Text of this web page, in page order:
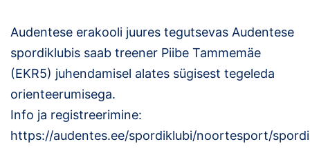
EOL
Galerii
Kalender
Audentese erakooli juures tegutsevas Audentese
spordiklubis saab treener Piibe Tammemäe
(EKR5) juhendamisel alates sügisest tegeleda
orienteerumisega.
Info ja registreerimine:
https://audentes.ee/spordiklubi/noortesport/